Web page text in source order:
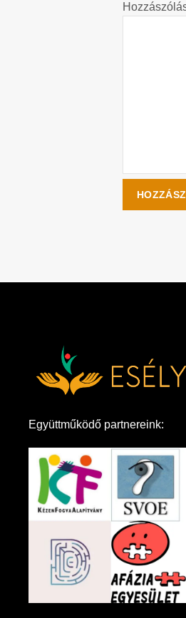
Együttműködő partnereink: